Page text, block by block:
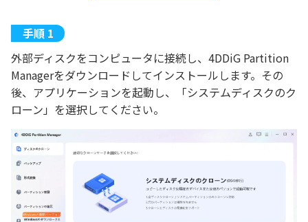
外部ディスクをコンピュータに接続し、4DDiG Partition
Managerをダウンロードしてインストールします。その
後、アプリケーションを起動し、「システムディスクのク
ローン」を選択してください。